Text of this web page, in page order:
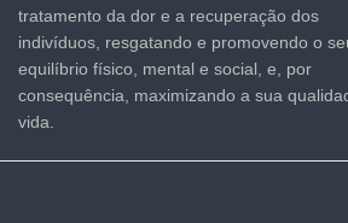
tratamento da dor e a recuperação dos
indivíduos, resgatando e promovendo o
equilíbrio físico, mental e social, e, por
consequência, maximizando a sua
vida.